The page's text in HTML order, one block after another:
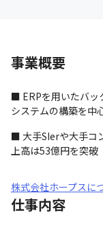
事業概要
■ ERPを用いたバッ
システムの構築を中
■ 大手SIerや大手コ
上高は53億円を突破
株式会社ホープスに
仕事内容